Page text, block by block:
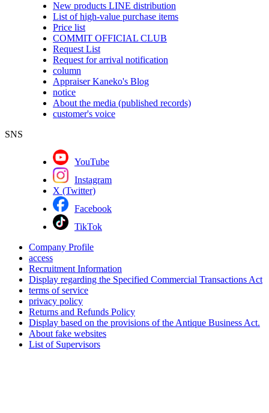
New products LINE distribution
List of high-value purchase items
Price list
COMMIT OFFICIAL CLUB
Request List
Request for arrival notification
column
Appraiser Kaneko's Blog
notice
About the media (published records)
customer's voice
SNS
YouTube
Instagram
X (Twitter)
Facebook
TikTok
Company Profile
access
Recruitment Information
Display regarding the Specified Commercial Transactions Act
terms of service
privacy policy
Returns and Refunds Policy
Display based on the provisions of the Antique Business Act.
About fake websites
List of Supervisors